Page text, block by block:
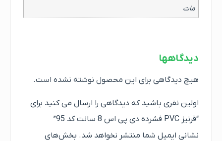
مات
دیدگاهها
هیچ دیدگاهی برای این محصول نوشته نشده است.
اولین نفری باشید که دیدگاهی را ارسال می کنید برای
“قرنیز PVC فشرده دی پی اس 8 سانت کد 95”
نشانی ایمیل شما منتشر نخواهد شد. بخش‌های